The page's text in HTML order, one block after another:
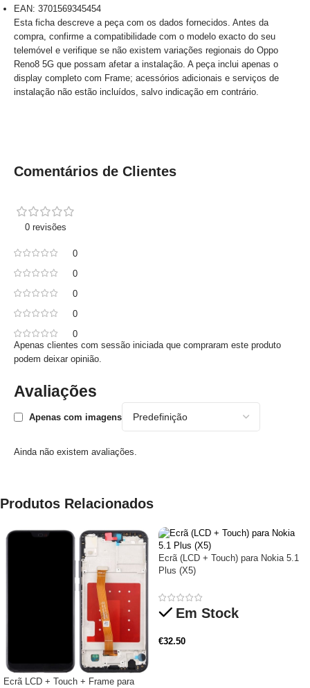
EAN: 3701569345454
Esta ficha descreve a peça com os dados fornecidos. Antes da
compra, confirme a compatibilidade com o modelo exacto do seu
telemóvel e verifique se não existem variações regionais do Oppo
Reno8 5G que possam afetar a instalação. A peça inclui apenas o
display completo com Frame; acessórios adicionais e serviços de
instalação não estão incluídos, salvo indicação em contrário.
Comentários de Clientes
0 revisões
0
0
0
0
0
Avaliações
Apenas com imagens
Ainda não existem avaliações.
Apenas clientes com sessão iniciada que compraram este produto
podem deixar opinião.
Produtos Relacionados
Ecrã LCD + Touch + Frame para
Ecrã (LCD + Touch) para Nokia 5.1
Plus (X5)
Em Stock
€32.50